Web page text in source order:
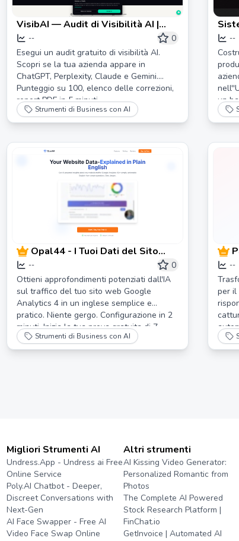
VisibAI — Audit di Visibilità AI |
Controlla se ChatGPT sa che esisti
--
0
Esegui un audit gratuito di visibilità AI.
Scopri se la tua azienda appare in
ChatGPT, Perplexity, Claude e Gemini.
Punteggio su 100, elenco delle correzioni,
report PDF in 5 minuti.
Strumenti di Business con AI
--
un
Opal44 - I Tuoi Dati del Sito
Web Spiegati in Lingua
Semplice | Approfondimenti di
Google Analytics Potenziati
dall'IA
--
0
Ottieni approfondimenti potenziati dall'IA
sul traffico del tuo sito web Google
Analytics 4 in un inglese semplice e
pratico. Niente gergo. Configurazione in 2
minuti. Inizia la tua prova gratuita di 7
giorni.Strumenti di Business con AI
--
per il
Migliori Strumenti AI
Undress.App - Undress ai Free
Online Service
Poly.AI Chatbot - Deeper,
Discreet Conversations with
Next-Gen
AI Face Swapper - Free AI
Video Face Swap Online
Altri strumenti
AI Kissing Video Generator:
Personalized Romantic from
Photos
The Complete AI Powered
Stock Research Platform |
FinChat.io
GetInvoice | Automated AI